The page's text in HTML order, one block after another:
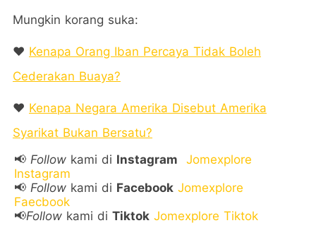
Mungkin korang suka:
❤️ Kenapa Orang Iban Percaya Tidak Boleh
Cederakan Buaya?
❤️ Kenapa Negara Amerika Disebut Amerika
Syarikat Bukan Bersatu?
📢 Follow kami di Instagram
Jomexplore
Instagram
📢 Follow kami di Facebook Jomexplore
Faecbook
📢Follow kami di Tiktok Jomexplore Tiktok